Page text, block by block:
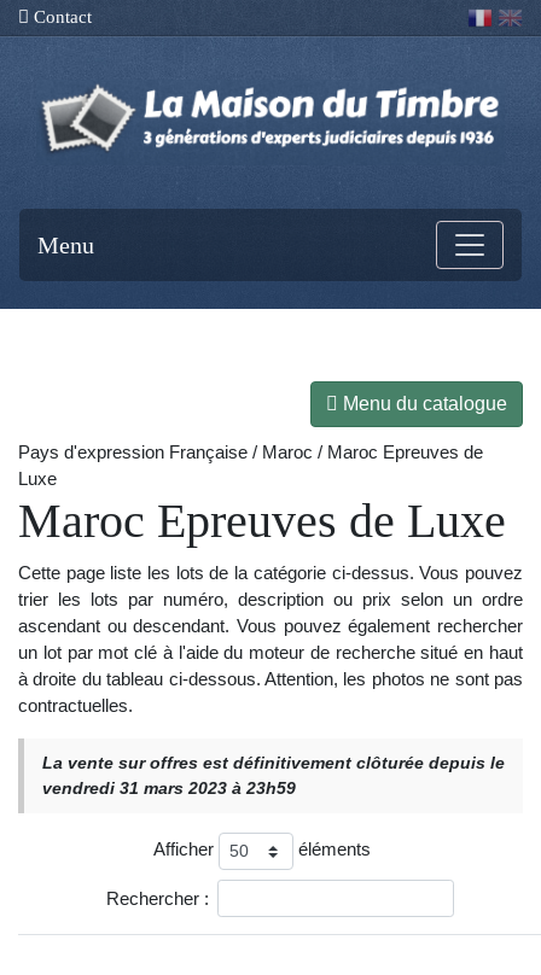
Contact
Menu
Menu du catalogue
Pays d'expression Française / Maroc / Maroc Epreuves de
Luxe
Maroc Epreuves de Luxe
Cette page liste les lots de la catégorie ci-dessus. Vous pouvez
trier les lots par numéro, description ou prix selon un ordre
ascendant ou descendant. Vous pouvez également rechercher
un lot par mot clé à l'aide du moteur de recherche situé en haut
à droite du tableau ci-dessous. Attention, les photos ne sont pas
contractuelles.
La vente sur offres est définitivement clôturée depuis le
vendredi 31 mars 2023 à 23h59
Afficher éléments
Rechercher :